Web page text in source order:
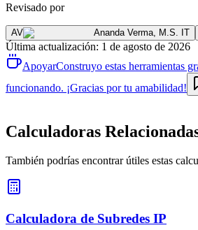
Revisado por
AV Ananda Verma M.S. IT
Última actualización: 1 de agosto de 2026
ApoyarConstruyo estas herramientas
funcionando. ¡Gracias por tu amabilidad!
Calculadoras
También podrías encontrar útiles estas
Calculadora de Subredes IP